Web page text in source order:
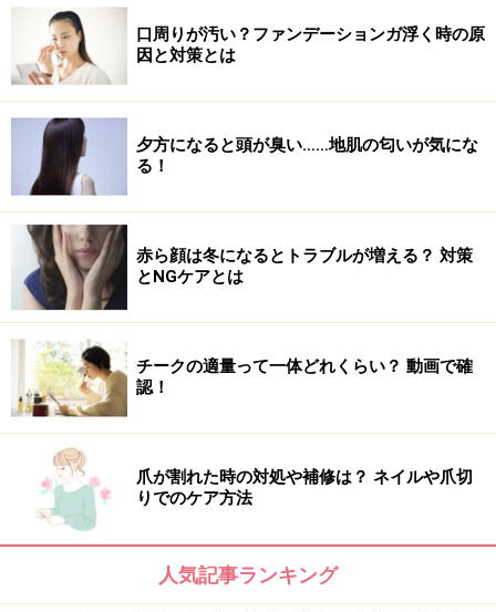
「MCTオイル」は脂肪を速やかに燃焼するのに効果的！
以上を踏まえて、「MCTオイル」がダイエットに効果的
な理由を3つ挙げていきます。
■ケトン体生成による脂肪燃焼
体内でエネルギー源となるブドウ糖が不足すると、身体
は脂肪を燃焼させてエネルギーとして使うようになりま
す。このときに肝臓で作られるのがケトン体です。
通常は、エネルギー源となるブドウ糖が体内にあるとケ
トン体は発生しないのですが、中鎖脂肪酸はブドウ糖が
身体に十分あってもケトン体を作り出す性質がありま
す。しかも、長鎖脂肪酸に比べて約10倍のケトン体を生
口周りが汚い？ファンデーションガ浮く時の原
因と対策とは
夕方になると頭が臭い……地肌の匂いが気にな
る！
赤ら顔は冬になるとトラブルが増える？ 対策
とNGケアとは
チークの適量って一体どれくらい？ 動画で確
認！
爪が割れた時の対処や補修は？ ネイルや爪切
りでのケア方法
人気記事ランキング